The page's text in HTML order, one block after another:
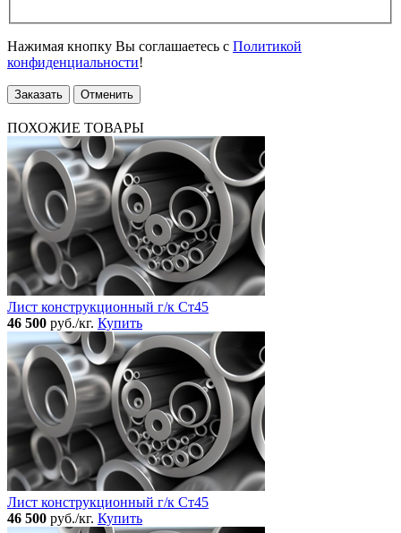
Нажимая кнопку Вы соглашаетесь с Политикой
конфиденциальности!
Заказать Отменить
ПОХОЖИЕ ТОВАРЫ
Лист конструкционный г/к Ст45
46 500 руб./кг. Купить
Лист конструкционный г/к Ст45
46 500 руб./кг. Купить